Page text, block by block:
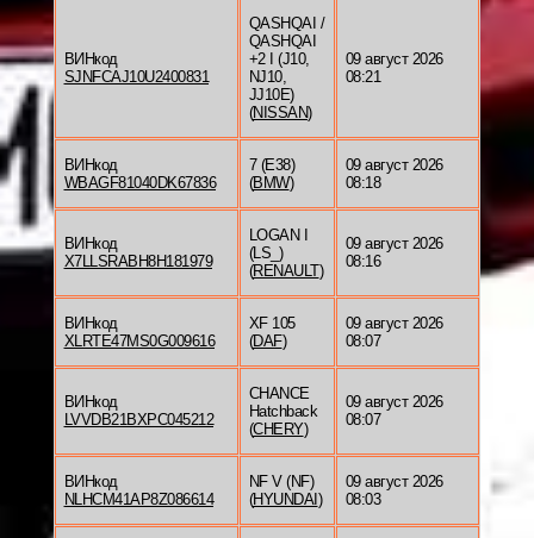
ВИНкод
SJNFCAJ10U2400831
QASHQAI /
QASHQAI
+2 I (J10,
NJ10,
JJ10E)
(NISSAN)
09 август 2026
08:21
ВИНкод
WBAGF81040DK67836
7 (E38)
(BMW)
09 август 2026
08:18
ВИНкод
X7LLSRABH8H181979
LOGAN I
(LS_)
(RENAULT)
09 август 2026
08:16
ВИНкод
XLRTE47MS0G009616
XF 105
(DAF)
09 август 2026
08:07
ВИНкод
LVVDB21BXPC045212
CHANCE
Hatchback
(CHERY)
09 август 2026
08:07
ВИНкод
NLHCM41AP8Z086614
NF V (NF)
(HYUNDAI )
09 август 2026
08:03